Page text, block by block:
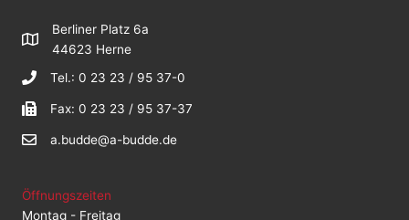
Berliner Platz 6a
44623 Herne
Tel.: 0 23 23 / 95 37-0
Fax: 0 23 23 / 95 37-37
a.budde@a-budde.de
Öffnungszeiten
Montag - Freitag